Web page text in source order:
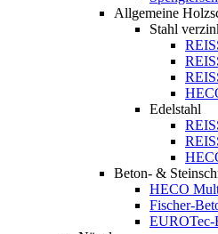
Allgemeine
Stahl
Edelstahl
Beton- &
HECO
Fischer-
EUROTec-